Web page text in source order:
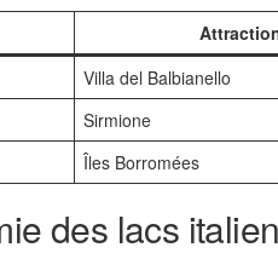
Villa del Balbianello
Sirmione
Îles Borromées
des lacs